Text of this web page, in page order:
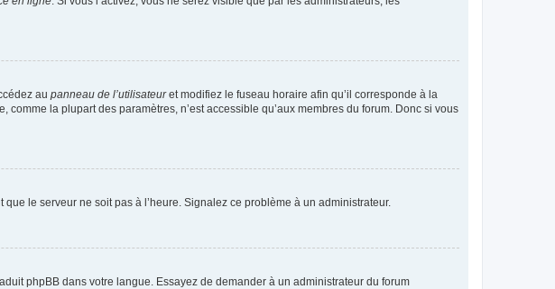
au panneau de l’utilisateuret modifiez le fuseau horaire afin qu’il corresponde à la
la plupart des paramètres, n’est accessible qu’aux membres du forum. Donc si vous
le serveur ne soit pas à l’heure. Signalez ce problème à un administrateur.
phpBB dans votre langue. Essayez de demander à un administrateur du forum